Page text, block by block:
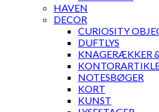
HAVEN
DECOR
CURIOSITY
DUFTLYS
KNAGERÆKKER
NOTESBØGER
KORT
KUNST